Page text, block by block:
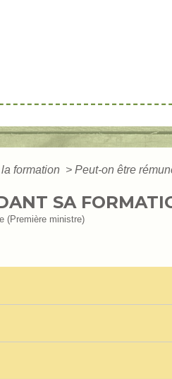
formation > Peut-on être
SA
(Première ministre)